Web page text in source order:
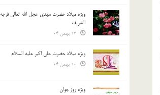
ویژه میلاد حضرت مهدی عجل الله تعالی فرجه
الشريف
ویژه میلاد حضرت علی اکبر علیه السلام
ویژه روز جوان